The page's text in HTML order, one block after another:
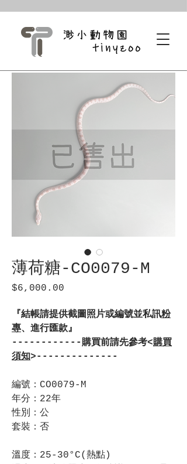
薄荷糖-CO0079-M
$6,000.00
『結帳請提供截圖照片或編號並私訊粉
專、進行匯款』
------------購買前請先參考<購買
須知>--------------
編號：CO0079-M
年分：22年
性別：公
套裝：否
溫度：25-30°C(熱點)